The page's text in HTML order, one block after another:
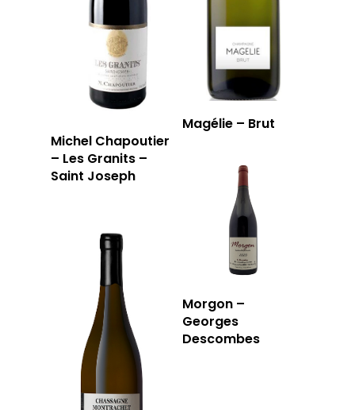
Magélie – Brut
Michel Chapoutier
– Les Granits –
Saint Joseph
Morgon –
Georges
Descombes